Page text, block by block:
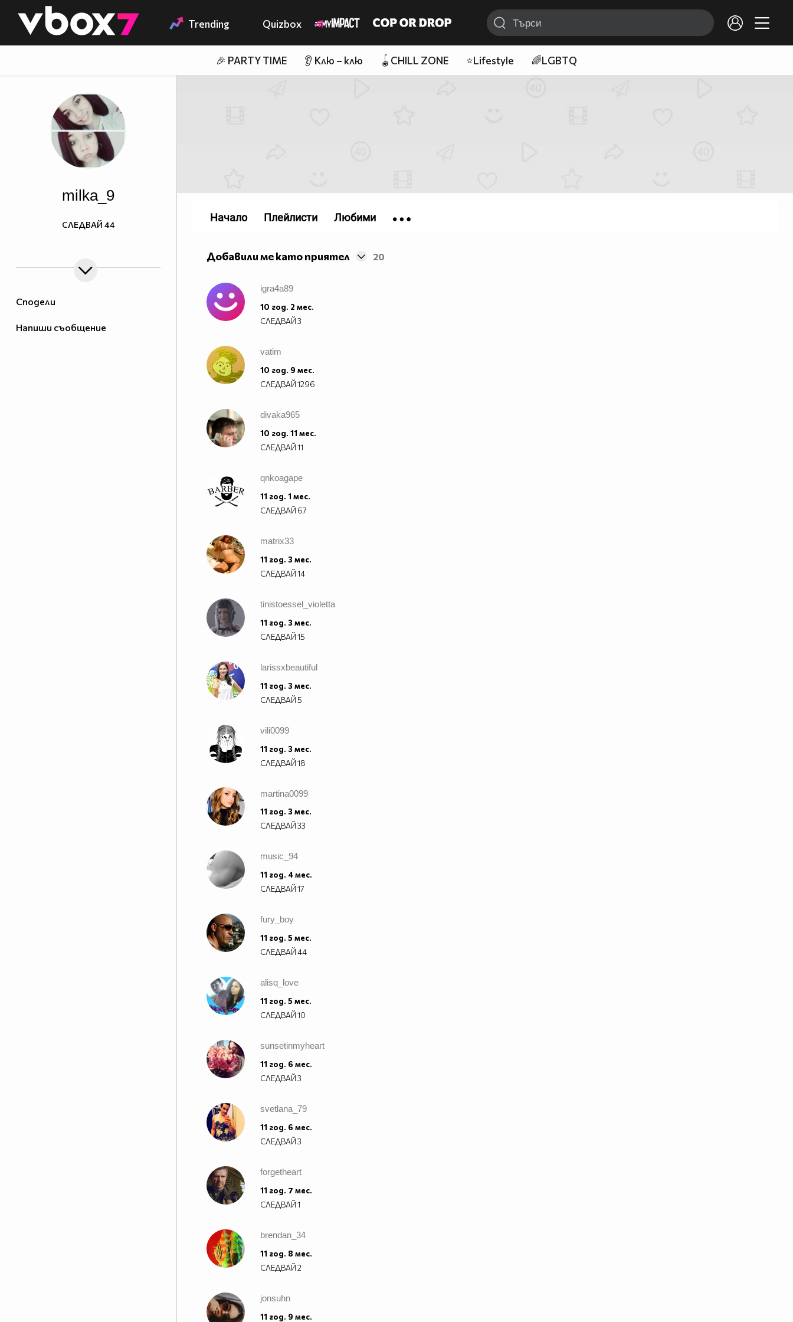
👾 Trending Quizbox
🎉 PARTY TIME 👂 Клю – клю 🪀CHILL ZONE ⭐Lifestyle 🌈LGBTQ
Сподели
Напиши съобщение
milka_9
СЛЕДВАЙ 44
Добавили ме като приятел 20
igra4a89
10 год. 2 мес.
СЛЕДВАЙ3
vatim
10 год. 9 мес.
СЛЕДВАЙ1296
divaka965
10 год. 11 мес.
СЛЕДВАЙ11
qnkoagape
11 год. 1 мес.
СЛЕДВАЙ 67
matrix33
11 год. 3 мес.
СЛЕДВАЙ14
tinistoessel_violetta
11 год. 3 мес.
СЛЕДВАЙ15
larissxbeautiful
11 год. 3 мес.
СЛЕДВАЙ5
vili0099
11 год. 3 мес.
СЛЕДВАЙ18
martina0099
11 год. 3 мес.
СЛЕДВАЙ33
music_94
11 год. 4 мес.
СЛЕДВАЙ17
fury_boy
11 год. 5 мес.
СЛЕДВАЙ44
alisq_love
11 год. 5 мес.
СЛЕДВАЙ10
sunsetinmyheart
11 год. 6 мес.
СЛЕДВАЙ3
svetlana_79
11 год. 6 мес.
СЛЕДВАЙ3
forgetheart
11 год. 7 мес.
СЛЕДВАЙ1
brendan_34
11 год. 8 мес.
СЛЕДВАЙ2
jonsuhn
11 год. 9 мес.
Начало Плейлисти Любими